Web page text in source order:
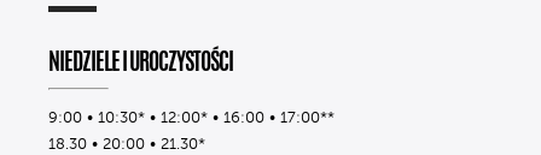
NIEDZIELE I UROCZYSTOŚCI
9:00 • 10:30* • 12:00* • 16:00 • 17:00**
18.30 • 20:00 • 21.30*